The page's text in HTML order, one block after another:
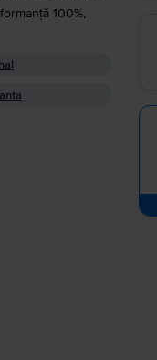
100%,